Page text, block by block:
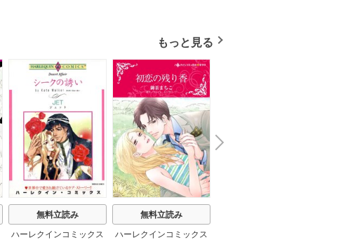
もっと見る
無料立読み
ハーレクインコミックス
無料立読み
ハーレクインコミックス
N
e
x
t